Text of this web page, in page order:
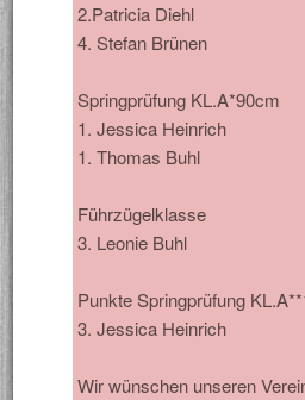
2.Patricia Diehl
4. Stefan Brünen
Springprüfung KL.A*90cm
1. Jessica Heinrich
1. Thomas Buhl
Führzügelklasse
3. Leonie Buhl
Punkte Springprüfung
3. Jessica Heinrich
Wir wünschen unseren